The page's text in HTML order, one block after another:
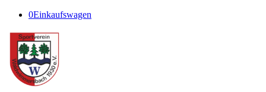
0Einkaufswagen